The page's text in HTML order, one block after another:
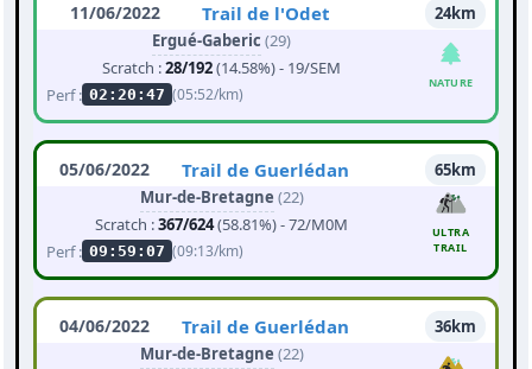
11/06/2022 Trail de l'Odet
24km
Ergué-Gaberic (29)
Scratch :28/192(14.58%) - 19/SEM
Perf : 02:20:47 (05:52/km)
NATURE
05/06/2022 Trail de Guerlédan
65km
Mur-de-Bretagne (22)
Scratch :367/624(58.81%) - 72/M0M
Perf : 09:59:07 (09:13/km)
ULTRA
TRAIL
04/06/2022 Trail de Guerlédan
36km
Mur-de-Bretagne (22)